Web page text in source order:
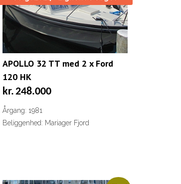
APOLLO 32 TT med 2 x Ford
120 HK
kr.248.000
Årgang: 1981
Beliggenhed: Mariager Fjord